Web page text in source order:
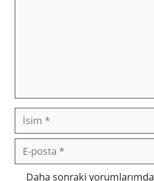
İsim
posta
İnternet
Daha sonraki yorumlarımda